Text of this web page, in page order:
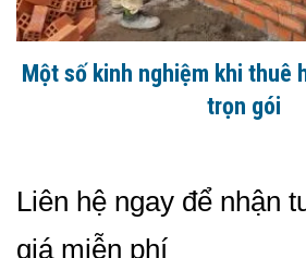
Một số kinh nghiệm khi thuê
trọn gói
Liên hệ ngay để nhận
giá miễn phí